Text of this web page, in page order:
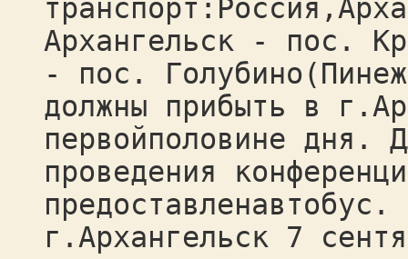
Архангельск - пос.
- пос.
должны прибыть в
первойполовине дня.
проведения
г.Архангельск 7